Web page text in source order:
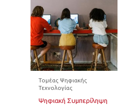
Τομέας Ψηφιακής
Τεχνολογίας
Ψηφιακή Συμπερίληψη